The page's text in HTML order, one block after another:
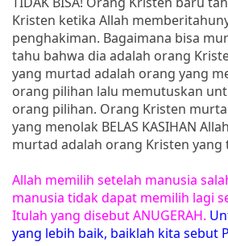
Kristen ketika Allah
penghakiman. Bagaimana bisa
tahu bahwa dia adalah orang
yang murtad adalah orang yang
orang pilihan lalu memutuskan
orang pilihan. Orang Kristen
yang menolak BELAS KASIHAN
murtad adalah orang Kristen yang
Allah memilih setelah manusia
manusia tidak dapat memilih lagi
Itulah yang disebut ANUGERAH.
yang lebih baik, baiklah kita sebut